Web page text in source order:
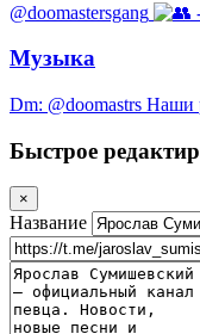
@doomastersgang
Музыка
Dm: @doomastrs Наши
Быстрое
×
Название